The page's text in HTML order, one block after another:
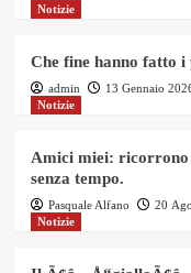
Notizie
Che fine hanno fatto
admin
13 Gennaio
Notizie
Amici miei: ricorrono
senza tempo.
Pasquale Alfano
20
Notizie